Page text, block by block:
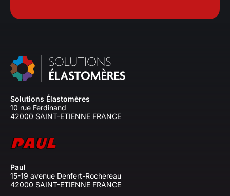
Solutions Élastomères
10 rue Ferdinand
42000 SAINT-ETIENNE FRANCE
Paul
15-19 avenue Denfert-Rochereau
42000 SAINT-ETIENNE FRANCE